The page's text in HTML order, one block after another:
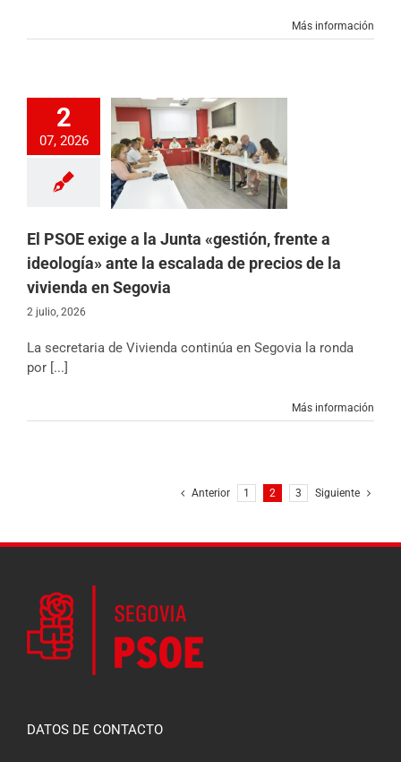
Más información
2
07, 2026
exige a la Junta
frente a
ante la escalada
de la vivienda en
El PSOE exige a la Junta «gestión, frente a
ideología» ante la escalada de precios de la
vivienda en Segovia
2 julio, 2026
La secretaria de Vivienda continúa en Segovia la ronda
por [...]
Más información
Anterior 1 2 3 Siguiente
DATOS DE CONTACTO